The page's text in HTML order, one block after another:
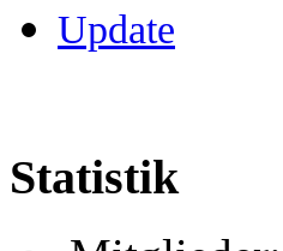
Update
Statistik